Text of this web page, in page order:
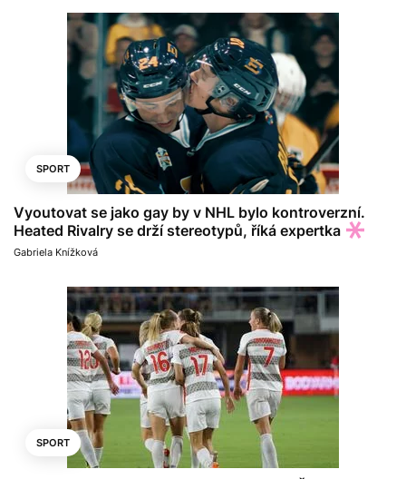
SPORT
Vyoutovat se jako gay by v NHL bylo kontroverzní.
Heated Rivalry se drží stereotypů, říká expertka
Gabriela Knížková
SPORT